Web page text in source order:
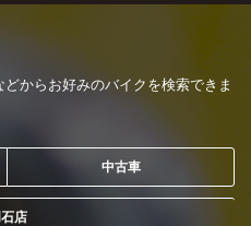
からお好みのバイクを検索できま
中古車
店